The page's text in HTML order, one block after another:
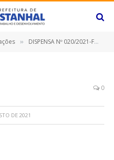
» DISPENSA Nº 020/2021-FMAS (LOCAÇÃO DE IMÓVEL)
0
DE 2021